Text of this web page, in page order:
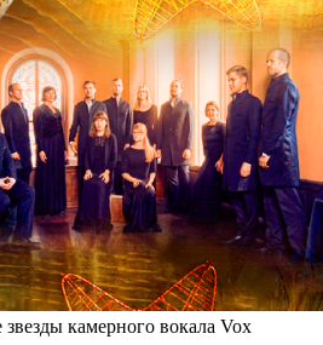
камерного вокала Vox